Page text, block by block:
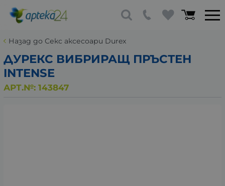
Назад до Секс аксесоари Durex
ДУРЕКС ВИБРИРАЩ ПРЪСТЕН
INTENSE
АРТ.№: 143847